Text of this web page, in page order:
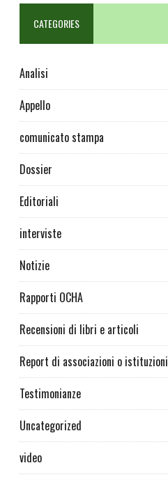
CATEGORIES
Analisi
Appello
comunicato stampa
Dossier
Editoriali
interviste
Notizie
Rapporti OCHA
Recensioni di libri e articoli
Report di associazioni o istituzioni
Testimonianze
Uncategorized
video